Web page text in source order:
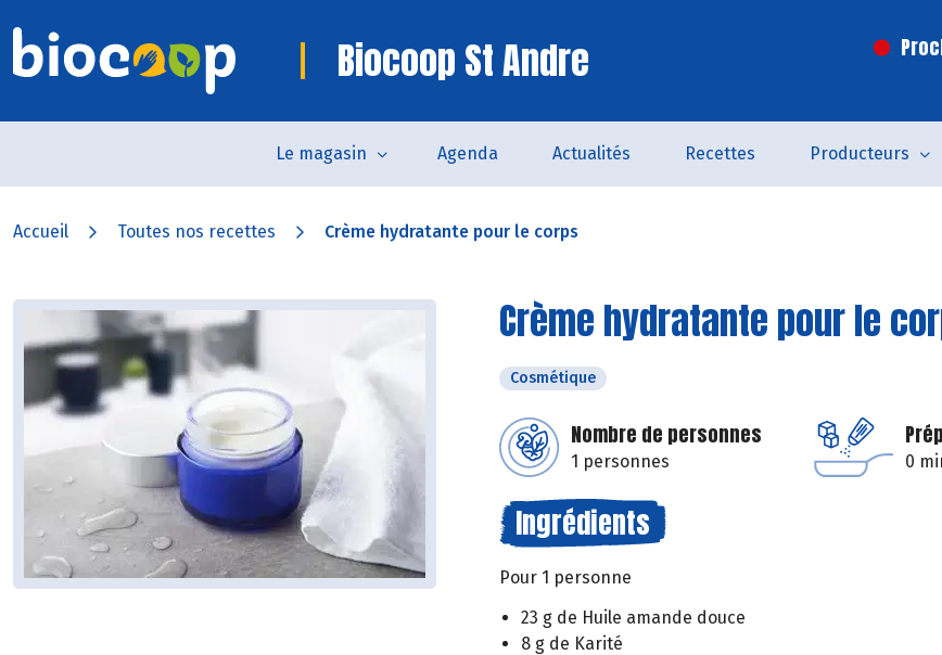
Biocoop St Andre
Le magasin Agenda Actualités Recettes Producteurs
Accueil Toutes nos recettes Crème hydratante pour le corps
Crème hydratante pour le
Cosmétique
Nombre de personnes
1 personnes 0
Ingrédients
Pour 1 personne
23 g de Huile amande douce
8 g de Karité